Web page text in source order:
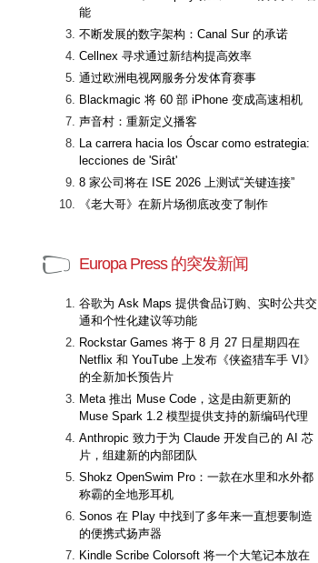
能
不断发展的数字架构：Canal Sur 的承诺
Cellnex 寻求通过新结构提高效率
通过欧洲电视网服务分发体育赛事
Blackmagic 将 60 部 iPhone 变成高速相机
声音村：重新定义播客
La carrera hacia los Óscar como estrategia:
lecciones de 'Sirât'
8 家公司将在 ISE 2026 上测试“关键连接”
《老大哥》在新片场彻底改变了制作
Europa Press 的突发新闻
谷歌为 Ask Maps 提供食品订购、实时公共交
通和个性化建议等功能
Rockstar Games 将于 8 月 27 日星期四在
Netflix 和 YouTube 上发布《侠盗猎车手 VI》
的全新加长预告片
Meta 推出 Muse Code，这是由新更新的
Muse Spark 1.2 模型提供支持的新编码代理
Anthropic 致力于为 Claude 开发自己的 AI 芯
片，组建新的内部团队
Shokz OpenSwim Pro：一款在水里和水外都
称霸的全地形耳机
Sonos 在 Play 中找到了多年来一直想要制造
的便携式扬声器
Kindle Scribe Colorsoft 将一个大笔记本放在